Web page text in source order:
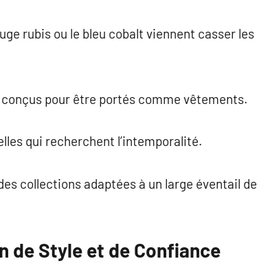
rubis ou le bleu cobalt viennent casser les
pour être portés comme vêtements.
qui recherchent l’intemporalité.
collections adaptées à un large éventail de
de Style et de Confiance